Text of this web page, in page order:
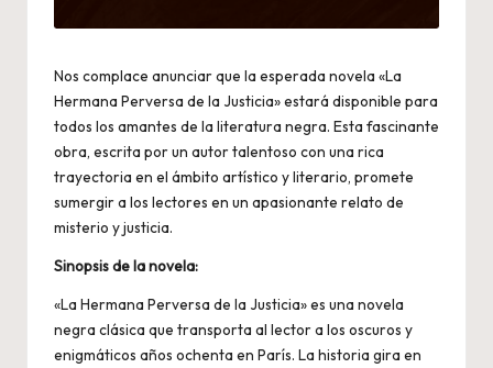
Nos complace anunciar que la esperada novela «La
Hermana Perversa de la Justicia» estará disponible para
todos los amantes de la literatura negra. Esta fascinante
obra, escrita por un autor talentoso con una rica
trayectoria en el ámbito artístico y literario, promete
sumergir a los lectores en un apasionante relato de
misterio y justicia.
Sinopsis de la novela:
«La Hermana Perversa de la Justicia» es una novela
negra clásica que transporta al lector a los oscuros y
enigmáticos años ochenta en París. La historia gira en